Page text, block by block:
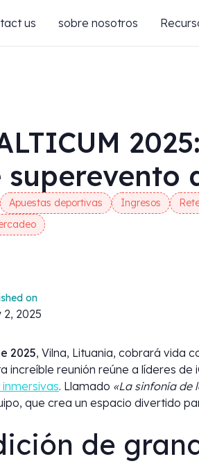
us sobre nosotros
Apuestas deportivas Ingresos
on
2, 2025
2025, Vilna, Lituania, cobrará vida
increíble reunión reúne a líderes de
. Llamado «La sinfonía de
que crea un espacio divertido
de